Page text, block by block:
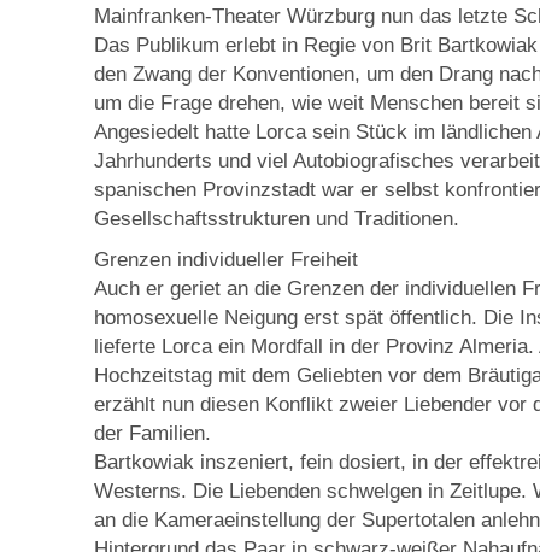
Mainfranken-Theater Würzburg nun das letzte
Das Publikum erlebt in Regie von Brit
den Zwang der Konventionen, um den Drang
um die Frage drehen, wie weit Menschen bereit
Angesiedelt hatte Lorca sein Stück im ländlichen
Jahrhunderts und viel Autobiografisches
spanischen Provinzstadt war er selbst
Gesellschaftsstrukturen und Traditionen.
Grenzen individueller Freiheit
Auch er geriet an die Grenzen der individuellen
homosexuelle Neigung erst spät öffentlich. Die
lieferte Lorca ein Mordfall in der Provinz
Hochzeitstag mit dem Geliebten vor dem
erzählt nun diesen Konflikt zweier Liebender vor
der Familien.
Bartkowiak inszeniert, fein dosiert, in der
Westerns. Die Liebenden schwelgen in Zeitlupe.
an die Kameraeinstellung der Supertotalen